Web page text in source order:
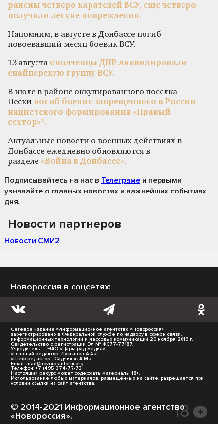
ранены четверо карателей ВСУ, еще четверо
получили легкие повреждения.
Напомним, в августе в Донбассе погиб
повоевавший месяц боевик ВСУ.
13 августа ополченцы ДНР ликвидировали
снайперскую группу ВСУ.
В июле в районе оккупированного поселка
Пески погиб боевик запрещенного в России
нацистского формирования «Правый
сектор»*.
Актуальные новости о военных действиях в
Донбассе ежедневно обновляются в
разделе «Война в Донбассе».
Подписывайтесь на нас в Телеграме и первыми
узнавайте о главных новостях и важнейших событиях
дня.
Новости партнеров
Новости СМИ2
Новороссия в соцсетях:
Сетевое издание «Информационное агентство «Новороссия»
зарегистрировано в Федеральной службе по надзору в сфере связи,
информационных технологий и массовых коммуникаций 20 ноября 2019 г.
Свидетельство о регистрации Эл № ФС77-77187.
Учредитель — НАО «Царьград медиа».
«Главный редактор- Лукьянов А.А.»
«Шеф-редактор - Садчиков А.М.»
Email: mail@novorosinform.org
Телефон: +7 (495) 374-77-73
Настоящий ресурс может содержать материалы 18+.
Использование любых материалов, размещённых на сайте, разрешается при
условии ссылки на сайт агентства.
© 2014-2021 Информационное агентство
«Новороссия».